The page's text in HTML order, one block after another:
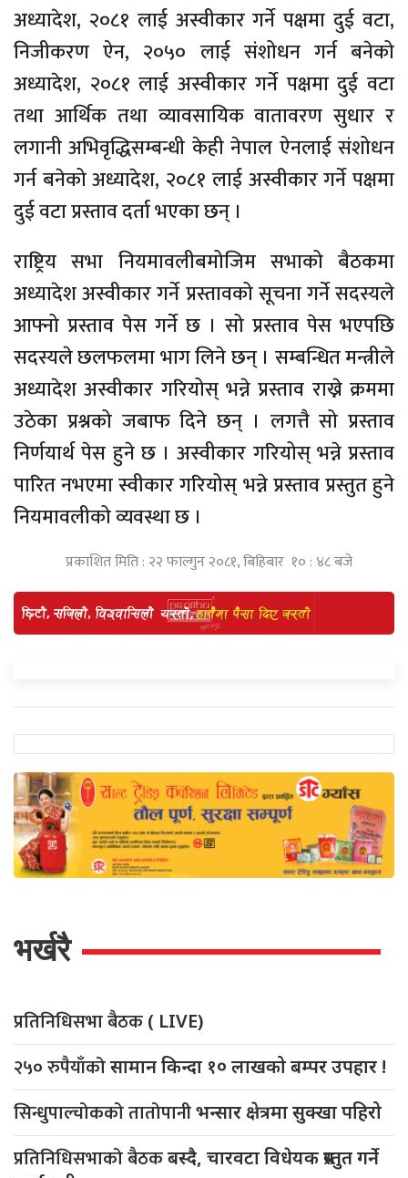
अध्यादेश, २०८१ लाई अस्वीकार गर्ने पक्षमा दुई वटा,
निजीकरण ऐन, २०५० लाई संशोधन गर्न बनेको
अध्यादेश, २०८१ लाई अस्वीकार गर्ने पक्षमा दुई वटा
तथा आर्थिक तथा व्यावसायिक वातावरण सुधार र
लगानी अभिवृद्धिसम्बन्धी केही नेपाल ऐनलाई संशोधन
गर्न बनेको अध्यादेश, २०८१ लाई अस्वीकार गर्ने पक्षमा
दुई वटा प्रस्ताव दर्ता भएका छन् ।
राष्ट्रिय सभा नियमावलीबमोजिम सभाको बैठकमा
अध्यादेश अस्वीकार गर्ने प्रस्तावको सूचना गर्ने सदस्यले
आफ्नो प्रस्ताव पेस गर्ने छ । सो प्रस्ताव पेस भएपछि
सदस्यले छलफलमा भाग लिने छन् । सम्बन्धित मन्त्रीले
अध्यादेश अस्वीकार गरियोस् भन्ने प्रस्ताव राख्ने क्रममा
उठेका प्रश्नको जबाफ दिने छन् । लगत्तै सो प्रस्ताव
निर्णयार्थ पेस हुने छ । अस्वीकार गरियोस् भन्ने प्रस्ताव
पारित नभएमा स्वीकार गरियोस् भन्ने प्रस्ताव प्रस्तुत हुने
नियमावलीको व्यवस्था छ ।
प्रकाशित मिति : २२ फाल्गुन २०८१, बिहिबार १० : ४८ बजे
भर्खरै
प्रतिनिधिसभा बैठक ( LIVE)
२५० रुपैयाँकोसामान किन्दा १० लाखको बम्पर उपहार !
सिन्धुपाल्चोकको तातोपानीभन्सार क्षेत्रमा सुक्खा पहिरो
प्रतिनिधिसभाको बैठकबस्दै, चारवटा विधेयक प्रस्तुत गर्ने